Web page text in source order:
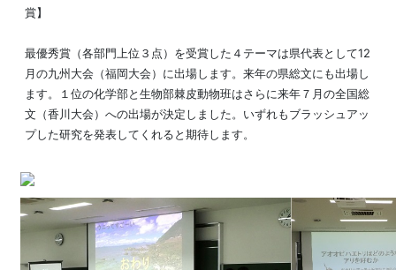
賞】
最優秀賞（各部門上位３点）を受賞した４テーマは県代表として12
月の九州大会（福岡大会）に出場します。来年の県総文にも出場し
ます。１位の化学部と生物部棘皮動物班はさらに来年７月の全国総
文（香川大会）への出場が決定しました。いずれもブラッシュアッ
プした研究を発表してくれると期待します。